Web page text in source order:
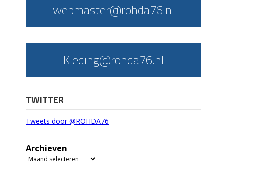
webmaster@rohda76.nl
Kleding@rohda76.nl
TWITTER
Tweets door @ROHDA76
Archieven
Archieven